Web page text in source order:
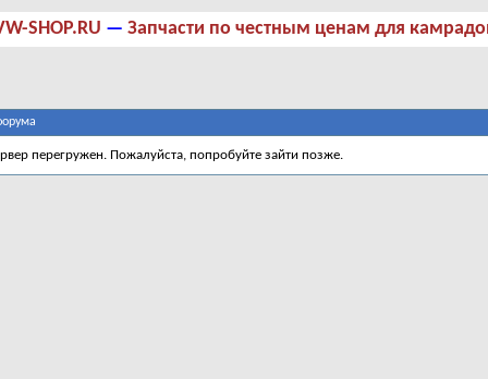
SHOP.RU — Запчасти по честным ценам для
перегружен. Пожалуйста, попробуйте зайти позже.